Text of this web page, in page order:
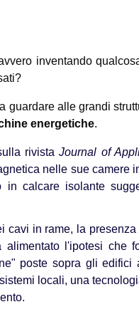
inventando
guardare alle grandi
energetiche.
rivistaJournal of
nelle sue camere
calcare isolante
cavi in rame, la
l'ipotesi che
poste sopra gli edifici
locali, una